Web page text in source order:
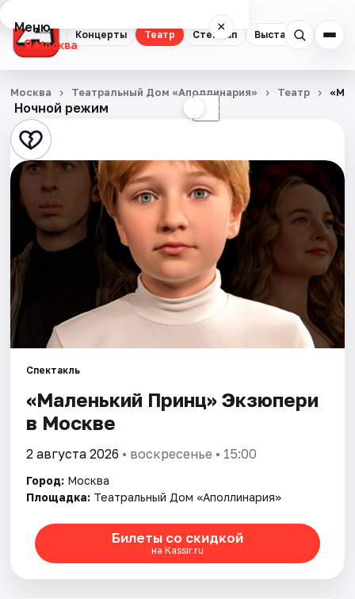
Концерты Театр Стендап Выставки
Меню ×
Москва
Концерты
Театр
Стендап
Выставки
Квесты
Экскурсии
Спорт
События
Города
Площадки
Рейтинги
Ночной режим ☾
Москва Театральный Дом «Аполлинария» Театр
Спектакль
«Маленький Принц» Экзюпери
в Москве
2 августа 2026 • воскресенье • 15:00
Город: Москва
Площадка: Театральный Дом «Аполлинария»
Билеты со скидкой
на Kassir.ru